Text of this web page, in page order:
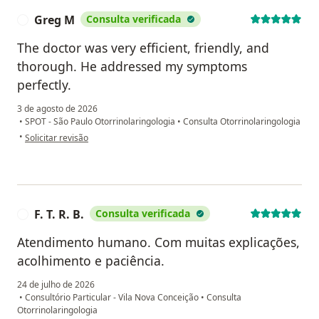
Greg M Consulta verificada
The doctor was very efficient, friendly, and
thorough. He addressed my symptoms
perfectly.
3 de agosto de 2026
• SPOT - São Paulo Otorrinolaringologia • Consulta Otorrinolaringologia
• na opinião do utilizador Greg M
Solicitar revisão
F. T. R. B. Consulta verificada
Atendimento humano. Com muitas explicações,
acolhimento e paciência.
24 de julho de 2026
• Consultório Particular - Vila Nova Conceição • Consulta
Otorrinolaringologia